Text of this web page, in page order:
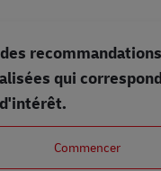
qui
Commencer